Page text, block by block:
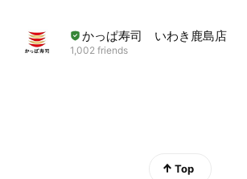
かっぱ寿司 いわき鹿島店
1,002 friends
Top